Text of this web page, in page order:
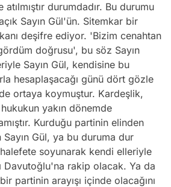
durumdadır. Bu durumu
Sayın Gül'ün. Sitemkar bir
deşifre ediyor. 'Bizim cenahtan
doğrusu', bu söz Sayın
Sayın Gül, kendisine bu
hesaplaşacağı günü dört gözle
ortaya koymuştur. Kardeşlik,
yakın dönemde
Kurduğu partinin elinden
Gül, ya bu duruma dur
soyunarak kendi elleriyle
Davutoğlu'na rakip olacak. Ya da
partinin arayışı içinde olacağını